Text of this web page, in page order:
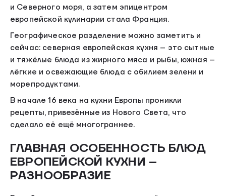
и Северного моря, а затем эпицентром
европейской кулинарии стала Франция.
Географическое разделение можно заметить и
сейчас: северная европейская кухня – это сытные
и тяжёлые блюда из жирного мяса и рыбы, южная –
лёгкие и освежающие блюда с обилием зелени и
морепродуктами.
В начале 16 века на кухни Европы проникли
рецепты, привезённые из Нового Света, что
сделало её ещё многограннее.
ГЛАВНАЯ ОСОБЕННОСТЬ БЛЮД
ЕВРОПЕЙСКОЙ КУХНИ –
РАЗНООБРАЗИЕ